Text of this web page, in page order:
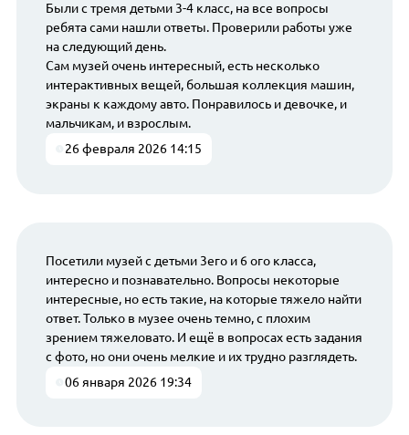
Были с тремя детьми 3-4 класс, на все вопросы
ребята сами нашли ответы. Проверили работы уже
на следующий день.
Сам музей очень интересный, есть несколько
интерактивных вещей, большая коллекция машин,
экраны к каждому авто. Понравилось и девочке, и
мальчикам, и взрослым.
26 февраля 2026 14:15
Посетили музей с детьми 3его и 6 ого класса,
интересно и познавательно. Вопросы некоторые
интересные, но есть такие, на которые тяжело найти
ответ. Только в музее очень темно, с плохим
зрением тяжеловато. И ещё в вопросах есть задания
с фото, но они очень мелкие и их трудно разглядеть.
06 января 2026 19:34